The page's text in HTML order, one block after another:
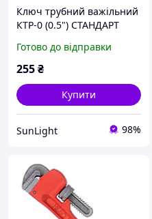
Ключ трубний важільний
КТР-0 (0.5") СТАНДАРТ
Готово до відправки
255₴
Купити
SunLight 98%